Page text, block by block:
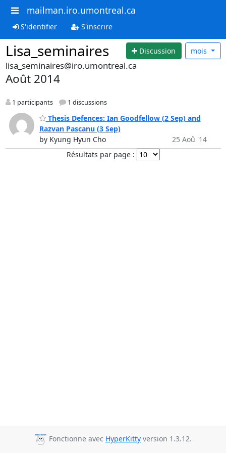
mailman.iro.umontreal.ca
S'identifier S'inscrire
Lisa_seminaires Discussion mois
lisa_seminaires@iro.umontreal.ca
Août 2014
1 participants 1 discussions
Thesis Defences: Ian Goodfellow (2 Sep) and
Razvan Pascanu (3 Sep)
by Kyung Hyun Cho
25 Aoû '14
Résultats par page :
Fonctionne avec HyperKitty version 1.3.12.